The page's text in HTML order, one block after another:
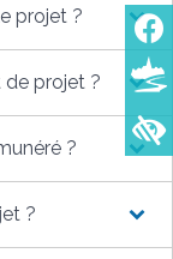
projet ?
projet ?
?
?